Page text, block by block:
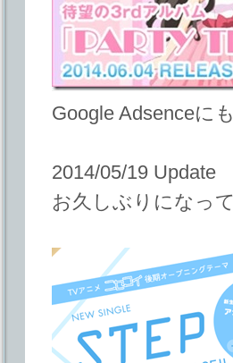
Google Adsenceに
2014/05/19 Update
お久しぶりになっ